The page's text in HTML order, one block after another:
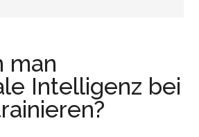
man
Intelligenz bei